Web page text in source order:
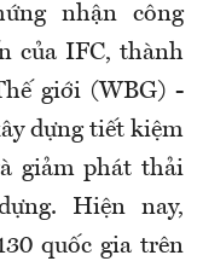
nhận công
của IFC, thành
giới (WBG) -
dựng tiết kiệm
giảm phát thải
Hiện nay,
quốc gia trên